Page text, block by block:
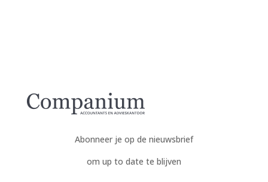
Abonneer je op de nieuwsbrief
om up to date te blijven